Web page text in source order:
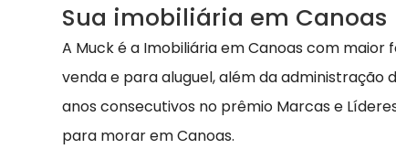
Sua imobiliária em Canoas
A Muck é a Imobiliária em Canoas com
venda e para aluguel, além da administração
anos consecutivos no prêmio Marcas e
para morar em Canoas.